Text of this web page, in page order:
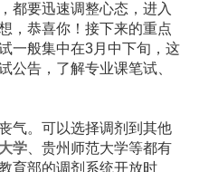
都要迅速调整心态，进入
，恭喜你！接下来的重点
一般集中在3月中下旬，这
公告，了解专业课笔试、
气。可以选择调剂到其他
大学、贵州师范大学等都有
育部的调剂系统开放时